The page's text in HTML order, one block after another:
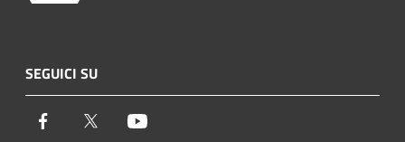
SEGUICI SU
Facebook Twitter